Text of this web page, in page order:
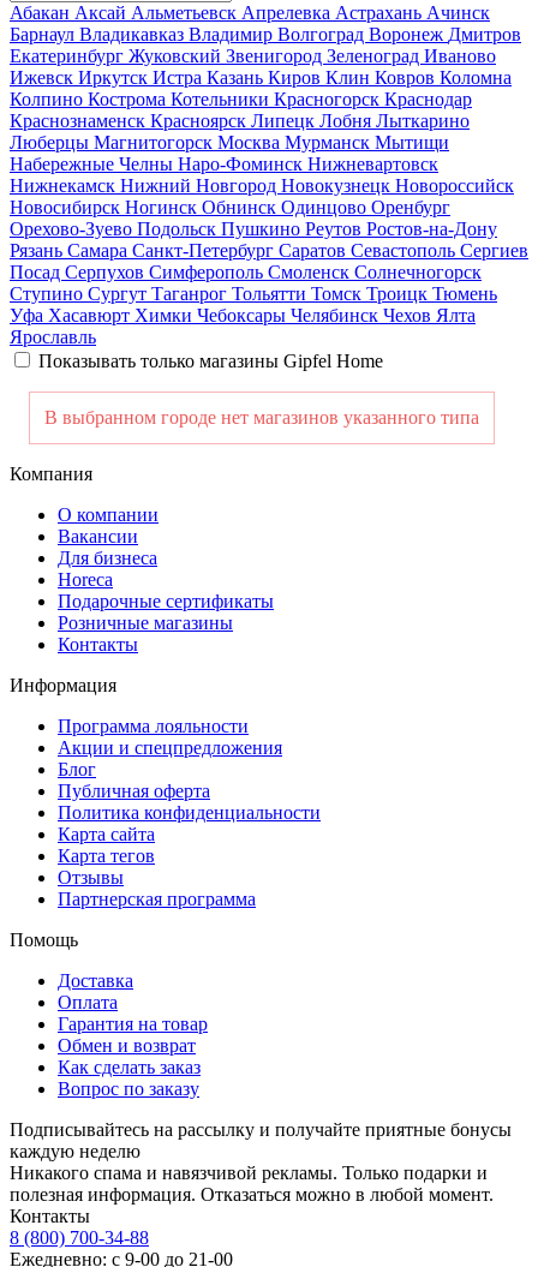
Абакан Аксай Альметьевск Апрелевка Астрахань Ачинск
Барнаул Владикавказ Владимир Волгоград Воронеж Дмитров
Екатеринбург Жуковский Звенигород Зеленоград Иваново
Ижевск Иркутск Истра Казань Киров Клин Ковров Коломна
Колпино Кострома Котельники Красногорск Краснодар
Краснознаменск Красноярск Липецк Лобня Лыткарино
Люберцы Магнитогорск Москва Мурманск Мытищи
Набережные Челны Наро-Фоминск Нижневартовск
Нижнекамск Нижний Новгород Новокузнецк Новороссийск
Новосибирск Ногинск Обнинск Одинцово Оренбург
Орехово-Зуево Подольск Пушкино Реутов Ростов-на-Дону
Рязань Самара Санкт-Петербург Саратов Севастополь Сергиев
Посад Серпухов Симферополь Смоленск Солнечногорск
Ступино Сургут Таганрог Тольятти Томск Троицк Тюмень
Уфа Хасавюрт Химки Чебоксары Челябинск Чехов Ялта
Ярославль
Показывать только магазины Gipfel Home
В выбранном городе нет магазинов указанного типа
Компания
О компании
Вакансии
Для бизнеса
Horeca
Подарочные сертификаты
Розничные магазины
Контакты
Информация
Программа лояльности
Акции и спецпредложения
Блог
Публичная оферта
Политика конфиденциальности
Карта сайта
Карта тегов
Отзывы
Партнерская программа
Помощь
Доставка
Оплата
Гарантия на товар
Обмен и возврат
Как сделать заказ
Вопрос по заказу
Подписывайтесь на рассылку и получайте приятные бонусы
каждую неделю
Никакого спама и навязчивой рекламы. Только подарки и
полезная информация. Отказаться можно в любой момент.
Контакты
8 (800) 700-34-88
Ежедневно: с 9-00 до 21-00